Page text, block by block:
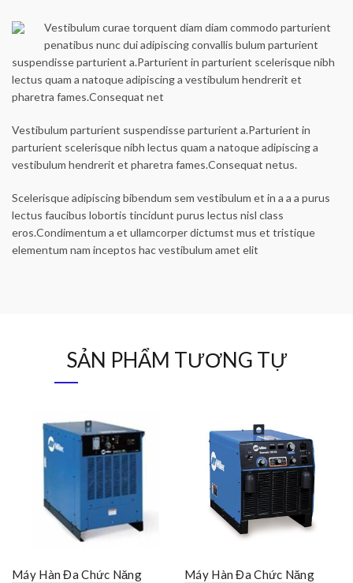
Vestibulum curae torquent diam diam commodo parturient
penatibus nunc dui adipiscing convallis bulum parturient
suspendisse parturient a.Parturient in parturient scelerisque nibh
lectus quam a natoque adipiscing a vestibulum hendrerit et
pharetra fames.Consequat net
Vestibulum parturient suspendisse parturient a.Parturient in
parturient scelerisque nibh lectus quam a natoque adipiscing a
vestibulum hendrerit et pharetra fames.Consequat netus.
Scelerisque adipiscing bibendum sem vestibulum et in a a a purus
lectus faucibus lobortis tincidunt purus lectus nisl class
eros.Condimentum a et ullamcorper dictumst mus et tristique
elementum nam inceptos hac vestibulum amet elit
SẢN PHẨM TƯƠNG TỰ
Máy Hàn Đa Chức Năng
Máy Hàn Đa Chức Năng